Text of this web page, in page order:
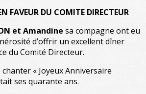
FAVEUR DU COMITE DIRECTEUR
et Amandine sa compagne ont eu
d’offrir un excellent dîner
du Comité Directeur.
chanter « Joyeux Anniversaire
ses quarante ans.